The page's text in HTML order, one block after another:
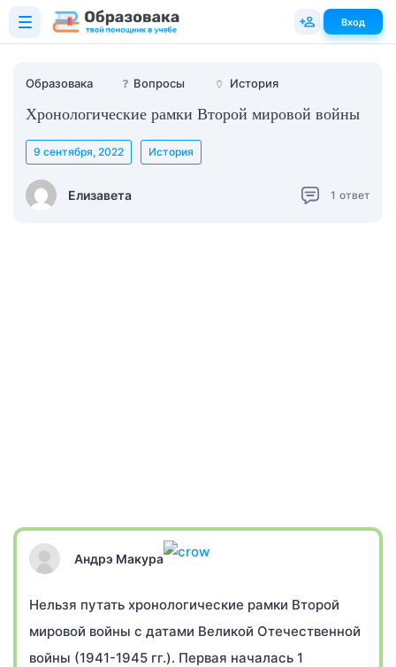
Образовака ❓ Вопросы 🏺 История
Хронологические рамки Второй мировой войны
Елизавета
9 сентября, 2022 История
1 ответ
Андрэ Макура
Нельзя путать хронологические рамки Второй
мировой войны с датами Великой Отечественной
войны (1941-1945 гг.). Первая началась 1
Вход